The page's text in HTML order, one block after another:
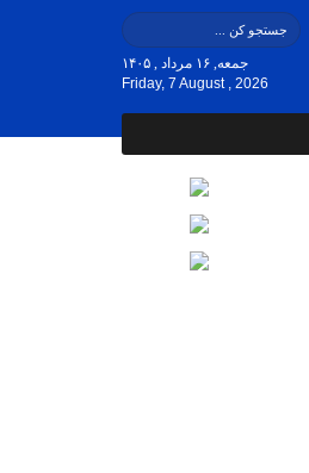
جمعه, ۱۶ مرداد , ۱۴۰۵
Friday, 7 August , 2026